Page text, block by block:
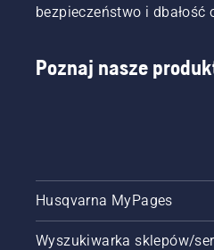
bezpieczeństwo i dbałość
Poznaj nasze
Husqvarna MyPages
Wyszukiwarka sklepów/